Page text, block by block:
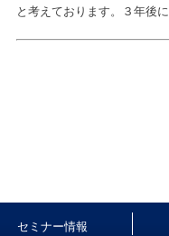
と考えております。３年後
セミナー情報